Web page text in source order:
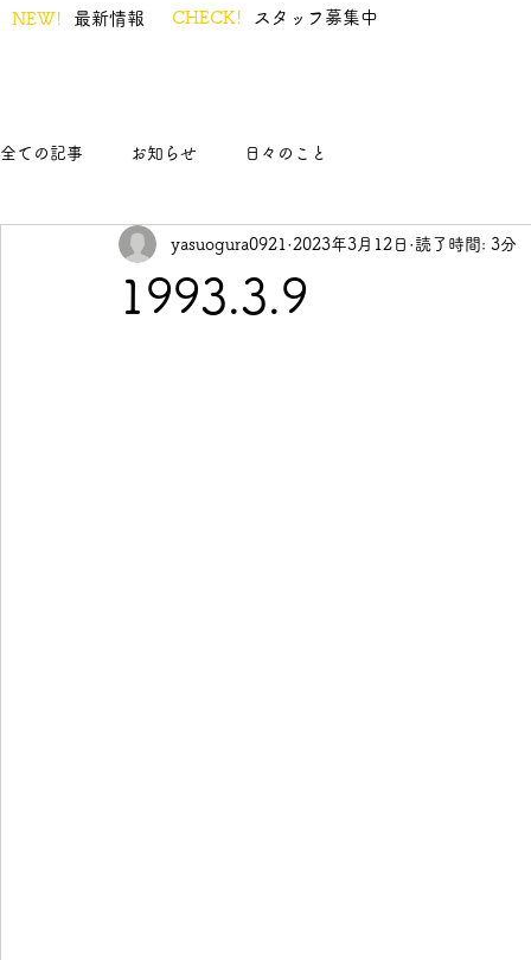
NEW! 最新情報 CHECK! スタッフ募集中
全ての記事 お知らせ 日々のこと
1993.3.9
yasuogura0921 2023年3月12日 読了時間: 3分